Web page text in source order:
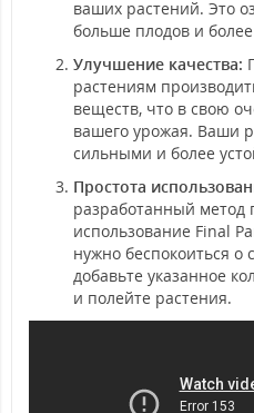
ваших растений. Это
больше плодов и
Улучшение качества:
растениям
веществ, что в свою
вашего урожая. Ваши
сильными и более
Простота
разработанный метод
использование Final
нужно беспокоиться о
добавьте указанное
и полейте растения.